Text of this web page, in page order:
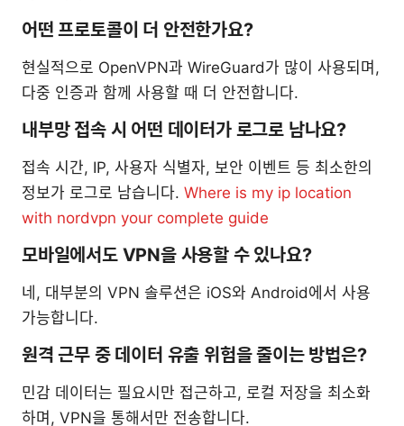
어떤 프로토콜이 더 안전한가요?
현실적으로 OpenVPN과 WireGuard가 많이 사용되며,
다중 인증과 함께 사용할 때 더 안전합니다.
내부망 접속 시 어떤 데이터가 로그로 남나요?
접속 시간, IP, 사용자 식별자, 보안 이벤트 등 최소한의
정보가 로그로 남습니다. Where is my ip location
with nordvpn your complete guide
모바일에서도 VPN을 사용할 수 있나요?
네, 대부분의 VPN 솔루션은 iOS와 Android에서 사용
가능합니다.
원격 근무 중 데이터 유출 위험을 줄이는 방법은?
민감 데이터는 필요시만 접근하고, 로컬 저장을 최소화
하며, VPN을 통해서만 전송합니다.